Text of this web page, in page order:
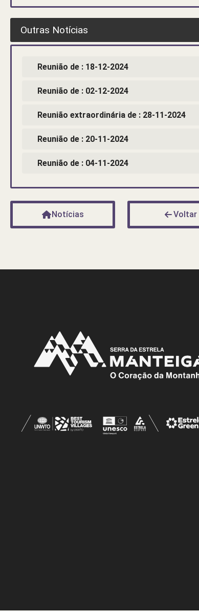
Outras Notícias
Reunião de : 18-12-2024
Reunião de : 02-12-2024
Reunião extraordinária de : 28-11-2024
Reunião de : 20-11-2024
Reunião de : 04-11-2024
Notícias Voltar